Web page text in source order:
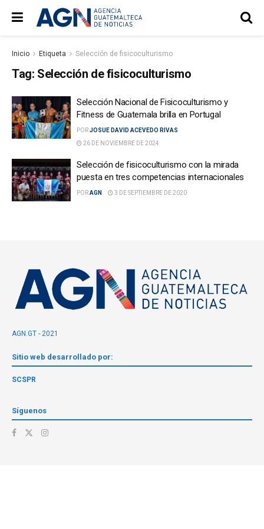
Inicio Etiqueta Selección de fisicoculturismo
Tag: Selección de fisicoculturismo
Selección Nacional de Fisicoculturismo y
Fitness de Guatemala brilla en Portugal
PORJOSUE DAVID ACEVEDO RIVAS
26 DE NOVIEMBRE DE 2024
Selección de fisicoculturismo con la mirada
puesta en tres competencias internacionales
PORAGN 3 DE SEPTIEMBRE DE 2020
AGN.GT - 2021
Sitio web desarrollado por:
SCSPR
Síguenos